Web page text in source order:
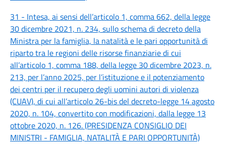
31 - Intesa, ai sensi dell’articolo 1, comma 662, della legge
30 dicembre 2021, n. 234, sullo schema di decreto della
Ministra per la famiglia, la natalità e le pari opportunità di
riparto tra le regioni delle risorse finanziarie di cui
all’articolo 1, comma 188, della legge 30 dicembre 2023, n.
213, per l’anno 2025, per l’istituzione e il potenziamento
dei centri per il recupero degli uomini autori di violenza
(CUAV), di cui all’articolo 26-bis del decreto-legge 14 agosto
2020, n. 104, convertito con modificazioni, dalla legge 13
ottobre 2020, n. 126. (PRESIDENZA CONSIGLIO DEI
MINISTRI - FAMIGLIA, NATALITÀ E PARI OPPORTUNITÀ)